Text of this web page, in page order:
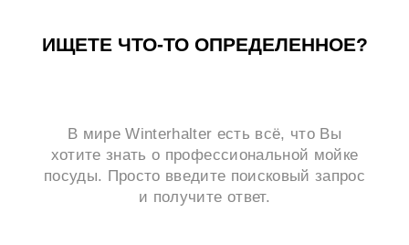
ИЩЕТЕ ЧТО-ТО ОПРЕДЕЛЕННОЕ?
В мире Winterhalter есть всё, что Вы
хотите знать о профессиональной мойке
посуды. Просто введите поисковый запрос
и получите ответ.